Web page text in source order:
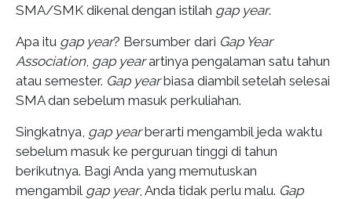
SMA/SMK dikenal dengan istilah gap year.
Apa itu gap year? Bersumber dari Gap Year
Association, gap yearartinya pengalaman satu tahun
atau semester. Gap yearbiasa diambil setelah selesai
SMA dan sebelum masuk perkuliahan.
Singkatnya, gap yearberarti mengambil jeda waktu
sebelum masuk ke perguruan tinggi di tahun
berikutnya. Bagi Anda yang memutuskan
mengambil gap year, Anda tidak perlu malu. Gap